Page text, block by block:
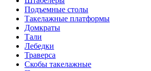
Подъемные столы
Такелажные платформы
Домкраты
Тали
Лебедки
Траверса
Скобы такелажные